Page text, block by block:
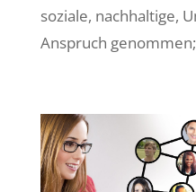
soziale, nachhaltige,
Anspruch genommen;